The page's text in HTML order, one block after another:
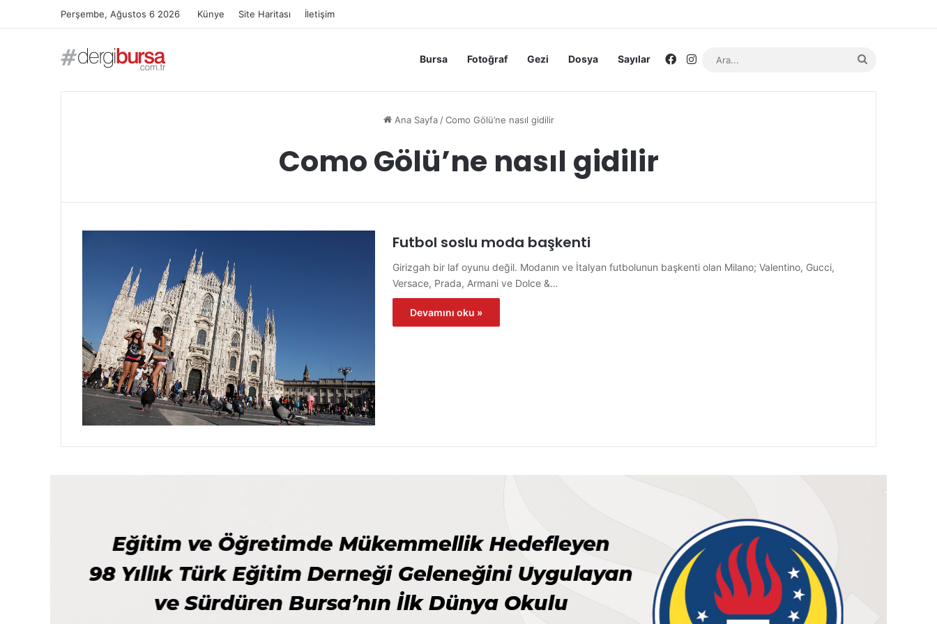
Perşembe, Ağustos 6 2026 Künye Site Haritası İletişim
Bursa Fotoğraf Gezi Dosya Sayılar Facebook
Instagram
Ana Sayfa / Como Gölü’ne nasıl gidilir
Como Gölü’ne nasıl gidilir
Futbol soslu moda başkenti
Girizgah bir laf oyunu değil. Modanın ve İtalyan futbolunun başkenti olan Milano; Valentino, Gucci,
Versace, Prada, Armani ve Dolce &…
Devamını oku »